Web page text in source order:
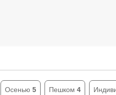
Осенью 5 Пешком 4